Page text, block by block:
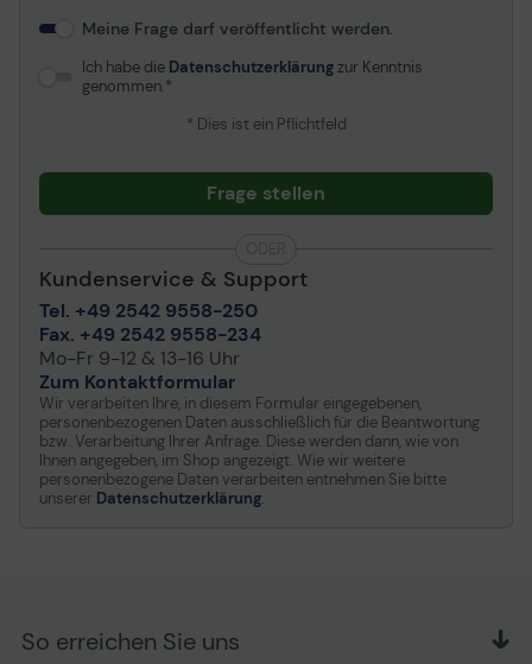
Meine Frage darf veröffentlicht werden.
Ich habe die Datenschutzerklärungzur Kenntnis
genommen.
* Dies ist ein Pflichtfeld
Frage stellen
Kundenservice & Support
Tel. +49 2542 9558-250
Fax. +49 2542 9558-234
Mo-Fr 9-12 & 13-16 Uhr
Zum Kontaktformular
Wir verarbeiten Ihre, in diesem Formular eingegebenen,
personenbezogenen Daten ausschließlich für die Beantwortung
bzw. Verarbeitung Ihrer Anfrage. Diese werden dann, wie von
Ihnen angegeben, im Shop angezeigt. Wie wir weitere
personenbezogene Daten verarbeiten entnehmen Sie bitte
unserer Datenschutzerklärung.
So erreichen Sie uns